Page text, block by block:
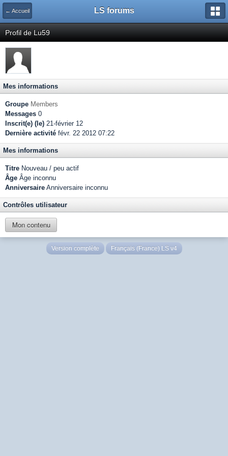
← Accueil LS forums
Profil de Lu59
Mes informations
Groupe Members
Messages 0
Inscrit(e) (le) 21-février 12
Dernière activité févr. 22 2012 07:22
Mes informations
Titre Nouveau / peu actif
Âge Âge inconnu
Anniversaire Anniversaire inconnu
Contrôles utilisateur
Mon contenu
Version complète Français (France) LS v4